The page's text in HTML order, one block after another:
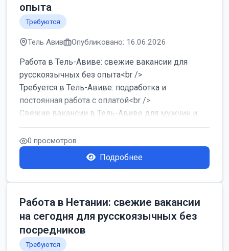
опыта
Требуются
Тель Авив Опубликовано: 16.06.2026
Работа в Тель-Авиве: свежие вакансии для
русскоязычных без опыта<br />
Требуется в Тель-Авиве: подработка и
постоянная работа с оплатой<br />
Свежие вакансии в Тель-Авиве для мужчин и
женщин от хозя...
0 просмотров
Подробнее
Работа в Нетании: свежие вакансии
на сегодня для русскоязычных без
посредников
Требуются